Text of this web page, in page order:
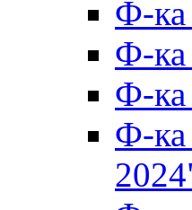
Ф-ка
Ф-ка
Ф-ка
Ф-ка